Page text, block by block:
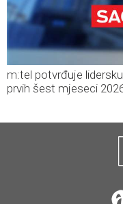
m:tel potvrđuje
prvih šest mjeseci